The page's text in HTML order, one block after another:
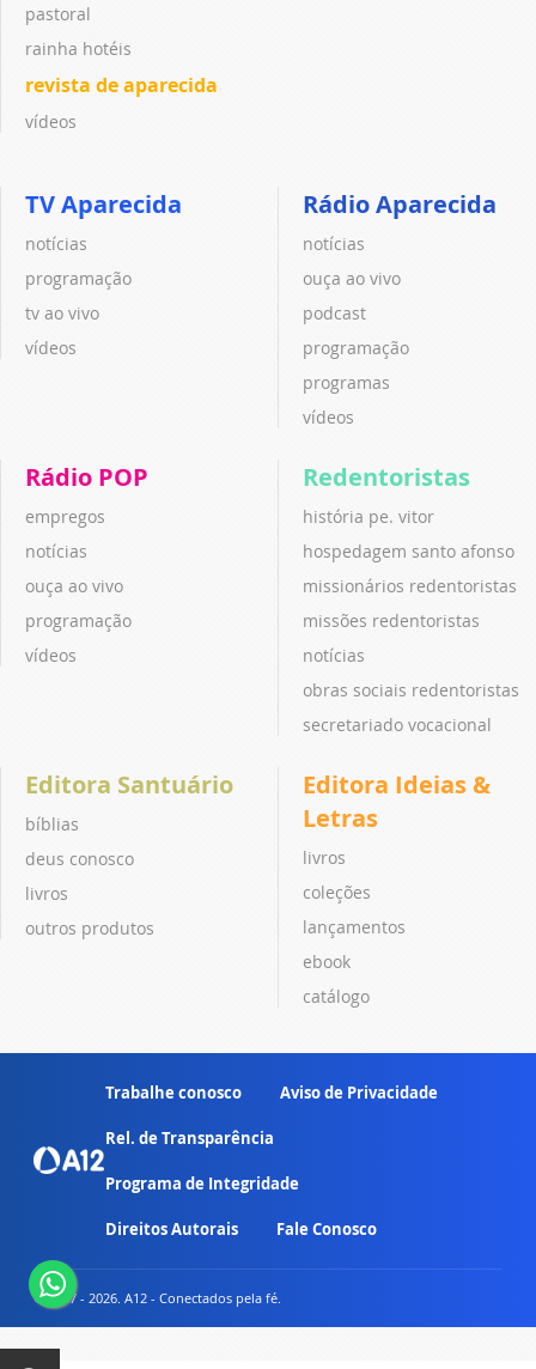
pastoral
rainha hotéis
revista de aparecida
vídeos
TV Aparecida
notícias
programação
tv ao vivo
vídeos
Rádio Aparecida
notícias
ouça ao vivo
podcast
programação
programas
vídeos
Rádio POP
empregos
notícias
ouça ao vivo
programação
vídeos
Redentoristas
história pe. vitor
hospedagem santo afonso
missionários redentoristas
missões redentoristas
notícias
obras sociais redentoristas
secretariado vocacional
Editora Santuário
bíblias
deus conosco
livros
outros produtos
Editora Ideias &
Letras
livros
coleções
lançamentos
ebook
catálogo
Trabalhe conosco Aviso de Privacidade
Rel. de Transparência
Programa de Integridade
Direitos Autorais Fale Conosco
© 2007 - 2026. A12 - Conectados pela fé.